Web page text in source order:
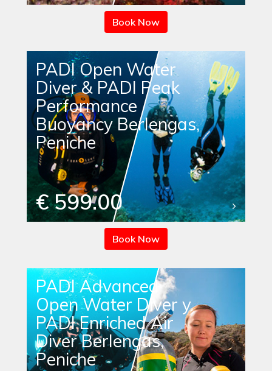
Book Now
PADI Open Water
Diver & PADI Peak
Performance
Buoyancy Berlengas,
Peniche
€ 599.00
Book Now
PADI Advanced
Open Water Diver y
PADI Enriched Air
Diver Berlengas,
Peniche